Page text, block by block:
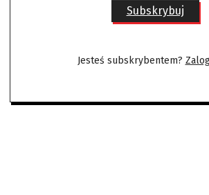
Subskrybuj
Jesteś subskrybentem?